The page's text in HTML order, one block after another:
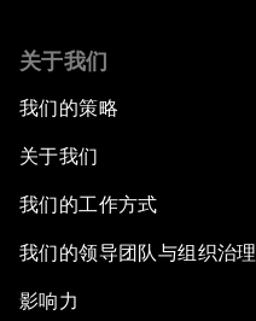
关于我们
我们的策略
关于我们
我们的工作方式
我们的领导团队与组织治理
影响力